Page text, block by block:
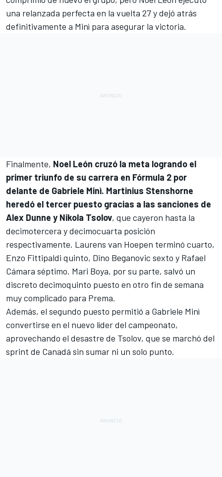
una relanzada perfecta en la vuelta 27 y dejó atrás
definitivamente a Minì para asegurar la victoria.
Finalmente, Noel León cruzó la meta logrando el
primer triunfo de su carrera en Fórmula 2 por
delante de Gabriele Minì. Martinius Stenshorne
heredó el tercer puesto gracias a las sanciones de
Alex Dunne y Nikola Tsolov, que cayeron hasta la
decimotercera y decimocuarta posición
respectivamente. Laurens van Hoepen terminó cuarto,
Enzo Fittipaldi quinto, Dino Beganovic sexto y Rafael
Cámara séptimo. Mari Boya, por su parte, salvó un
discreto decimoquinto puesto en otro fin de semana
muy complicado para Prema.
Además, el segundo puesto permitió a Gabriele Minì
convertirse en el nuevo líder del campeonato,
aprovechando el desastre de Tsolov, que se marchó del
sprint de Canadá sin sumar ni un solo punto.